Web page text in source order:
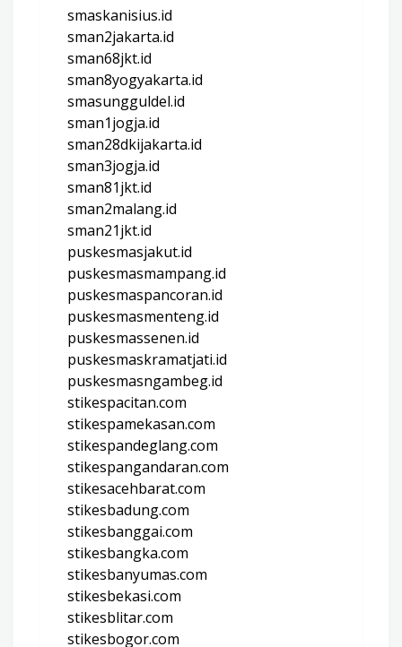
smaskanisius.id
sman2jakarta.id
sman68jkt.id
sman8yogyakarta.id
smasungguldel.id
sman1jogja.id
sman28dkijakarta.id
sman3jogja.id
sman81jkt.id
sman2malang.id
sman21jkt.id
puskesmasjakut.id
puskesmasmampang.id
puskesmaspancoran.id
puskesmasmenteng.id
puskesmassenen.id
puskesmaskramatjati.id
puskesmasngambeg.id
stikespacitan.com
stikespamekasan.com
stikespandeglang.com
stikespangandaran.com
stikesacehbarat.com
stikesbadung.com
stikesbanggai.com
stikesbangka.com
stikesbanyumas.com
stikesbekasi.com
stikesblitar.com
stikesbogor.com